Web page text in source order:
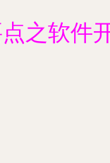
之软件